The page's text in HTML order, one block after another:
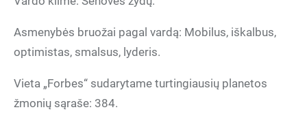
Asmenybės bruožai pagal vardą: Mobilus, iškalbus,
optimistas, smalsus, lyderis.
Vieta „Forbes“ sudarytame turtingiausių planetos
žmonių sąraše: 384.